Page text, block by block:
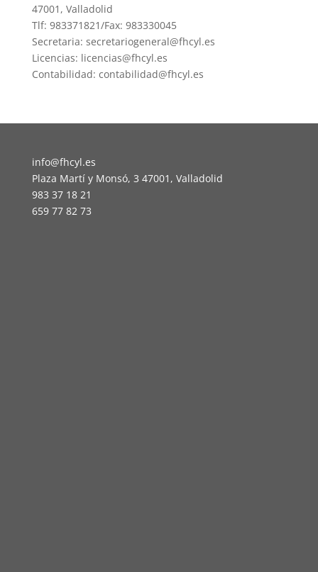
47001, Valladolid
Tlf: 983371821/Fax: 983330045
Secretaria: secretariogeneral@fhcyl.es
Licencias: licencias@fhcyl.es
Contabilidad: contabilidad@fhcyl.es
info@fhcyl.es
Plaza Martí y Monsó, 3 47001, Valladolid
983 37 18 21
659 77 82 73